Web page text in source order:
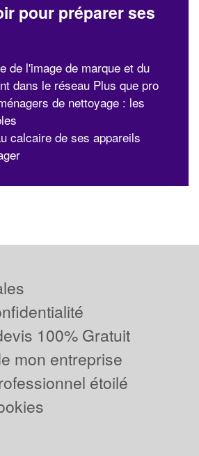
pour préparer ses
de l'image de marque et du
dans le réseau Plus que pro
de nettoyage : les
calcaire de ses appareils
100% Gratuit
mon entreprise
étoilé